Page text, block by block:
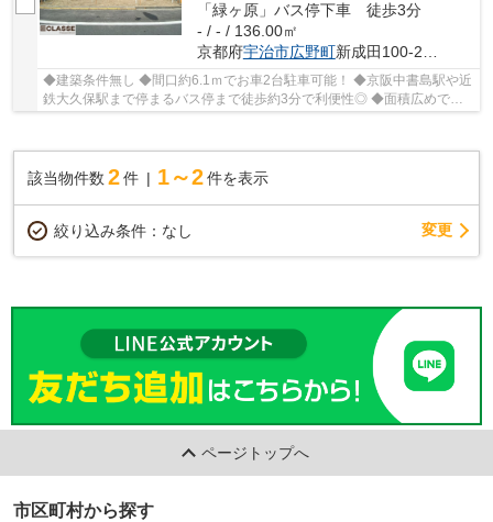
「緑ヶ原」バス停下車 徒歩3分
- / - / 136.00㎡
京都府宇治市広野町新成田100-278
◆建築条件無し ◆間口約6.1ｍでお車2台駐車可能！ ◆京阪中書島駅や近
鉄大久保駅まで停まるバス停まで徒歩約3分で利便性◎ ◆面積広めで存
該当物件数 2件 1～2 件を表示
絞り込み条件： なし 変更
ページトップへ
市区町村から探す